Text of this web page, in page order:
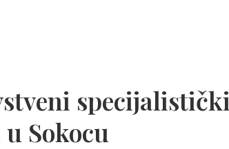
specijalistički
Sokocu